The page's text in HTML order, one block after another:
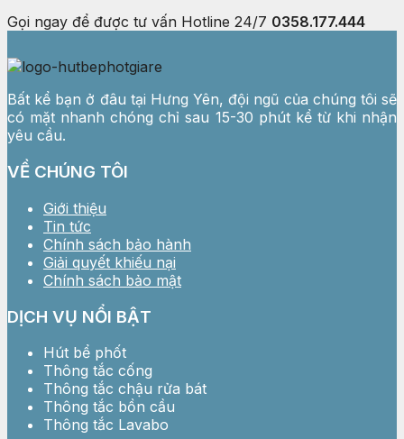
Gọi ngay để được tư vấn Hotline 24/7 0358.177.444
Bất kể bạn ở đâu tại Hưng Yên, đội ngũ của chúng tôi sẽ
có mặt nhanh chóng chỉ sau 15-30 phút kể từ khi nhận
yêu cầu.
VỀ CHÚNG TÔI
Giới thiệu
Tin tức
Chính sách bảo hành
Giải quyết khiếu nại
Chính sách bảo mật
DỊCH VỤ NỔI BẬT
Hút bể phốt
Thông tắc cống
Thông tắc chậu rửa bát
Thông tắc bồn cầu
Thông tắc Lavabo